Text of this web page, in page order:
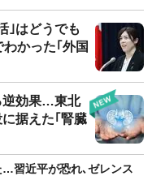
｣はどうでも
かった｢外国
逆効果…東北
据えた｢腎臓
…習近平が恐れ､ゼレンス